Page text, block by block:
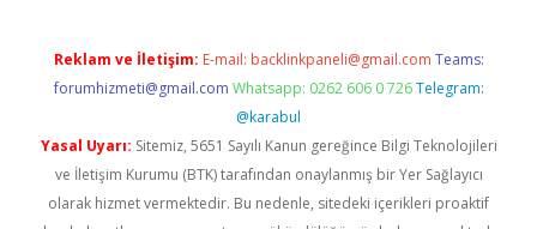
Reklam ve İletişim: E-mail: backlinkpaneli@gmail.com Teams:
forumhizmeti@gmail.com Whatsapp: 0262 606 0 726 Telegram:
@karabul
Yasal Uyarı: Sitemiz, 5651 Sayılı Kanun gereğince Bilgi Teknolojileri
ve İletişim Kurumu (BTK) tarafından onaylanmış bir Yer Sağlayıcı
olarak hizmet vermektedir. Bu nedenle, sitedeki içerikleri proaktif